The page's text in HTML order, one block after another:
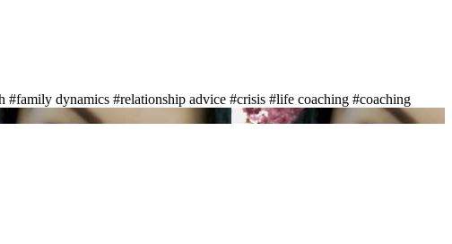
#family dynamics #relationship advice #crisis #life coaching #coaching